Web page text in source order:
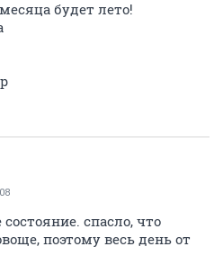
будет лето!
спасло, что
поэтому весь день от